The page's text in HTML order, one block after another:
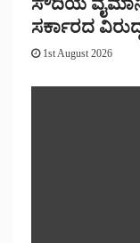
ಸರ್ಕಾರದ
1st August 2026